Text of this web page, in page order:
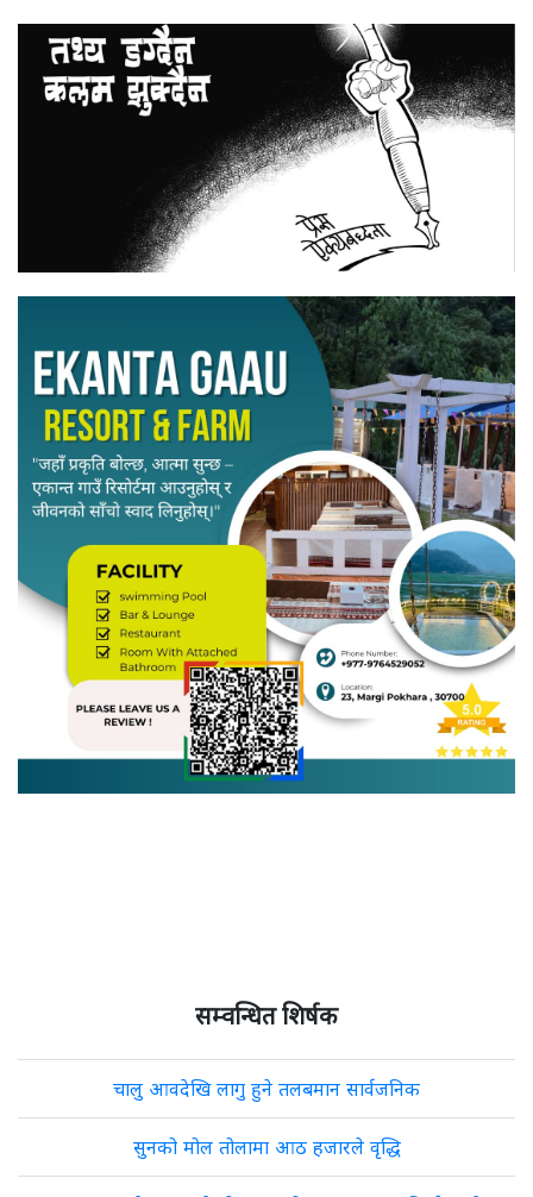
सम्वन्धित शिर्षक
चालु आवदेखि लागु हुने तलबमान सार्वजनिक
सुनको मोल तोलामा आठ हजारले वृद्धि